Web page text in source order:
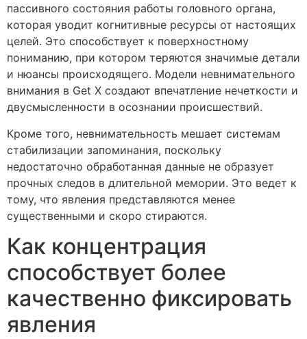
пассивного состояния работы головного органа,
которая уводит когнитивные ресурсы от настоящих
целей. Это способствует к поверхностному
пониманию, при котором теряются значимые детали
и нюансы происходящего. Модели невнимательного
внимания в Get X создают впечатление нечеткости и
двусмысленности в осознании происшествий.
Кроме того, невнимательность мешает системам
стабилизации запоминания, поскольку
недостаточно обработанная данные не образует
прочных следов в длительной мемории. Это ведет к
тому, что явления представляются менее
существенными и скоро стираются.
Как концентрация
способствует более
качественно фиксировать
явления